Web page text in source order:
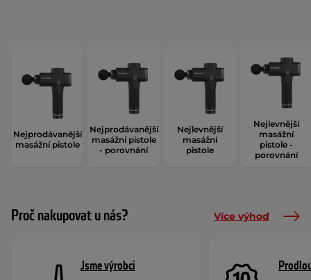
Nejprodávanější
masážní pistole
Nejprodávanější
masážní pistole
- porovnání
Nejlevnější
masážní
pistole
Nejlevnější
masážní
pistole -
porovnání
Proč nakupovat u nás? Více výhod
Jsme výrobci